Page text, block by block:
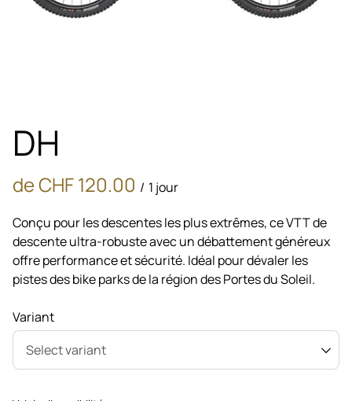
DH
/
Conçu pour les descentes les plus extrêmes, ce VTT de
descente ultra-robuste avec un débattement généreux
offre performance et sécurité. Idéal pour dévaler les
pistes des bike parks de la région des Portes du Soleil.
Variant